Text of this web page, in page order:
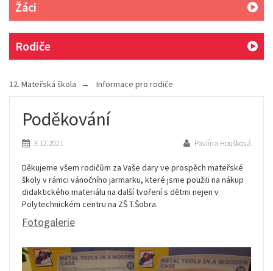
Žáci
Rodiče
12. Mateřská škola Informace pro rodiče
Poděkování
Pavlína Houšková
3.12.2021
Děkujeme všem rodičům za Vaše dary ve prospěch mateřské
školy v rámci vánočního jarmarku, které jsme použili na nákup
didaktického materiálu na další tvoření s dětmi nejen v
Polytechnickém centru na ZŠ T.Šobra.
Fotogalerie